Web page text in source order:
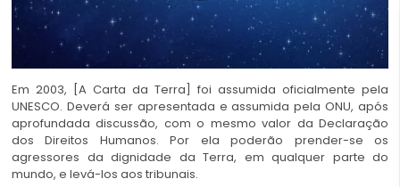
Em 2003, [A Carta da Terra] foi assumida oficialmente pela
UNESCO. Deverá ser apresentada e assumida pela ONU, após
aprofundada discussão, com o mesmo valor da Declaração
dos Direitos Humanos. Por ela poderão prender-se os
agressores da dignidade da Terra, em qualquer parte do
mundo, e levá-los aos tribunais.